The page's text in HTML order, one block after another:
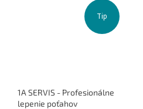
Tip
1A SERVIS - Profesionálne
lepenie poťahov